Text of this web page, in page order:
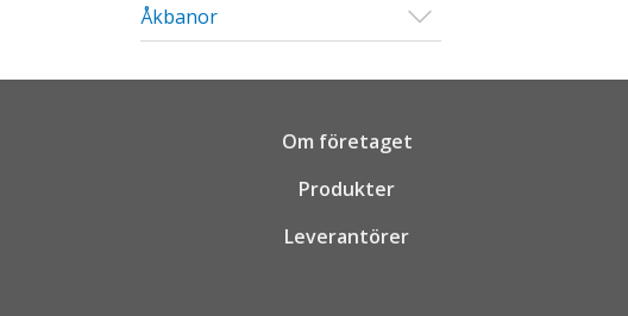
Åkbanor
Visa/Göm undermeny
Om företaget
Produkter
Leverantörer